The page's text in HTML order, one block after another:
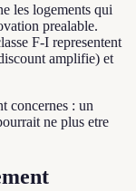
les logements qui
prealable.
F-I representent
amplifie) et
concernes : un
ne plus etre